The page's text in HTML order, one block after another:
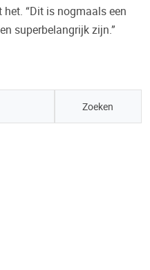
“Dit is nogmaals een
superbelangrijk zijn.”